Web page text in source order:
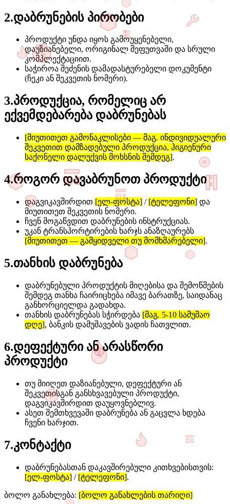
2.დაბრუნების პირობები
პროდუქტი უნდა იყოს გამოუყენებელი,
დაუზიანებელი, ორიგინალ შეფუთვაში და სრული
კომპლექტაციით.
საჭიროა შეძენის დამადასტურებელი დოკუმენტი
(ჩეკი ან შეკვეთის ნომერი).
3.პროდუქცია, რომელიც არ
ექვემდებარება დაბრუნებას
[მიუთითეთ გამონაკლისები — მაგ. ინდივიდუალური
შეკვეთით დამზადებული პროდუქცია, ჰიგიენური
საქონელი დალუქვის მოხსნის შემდეგ].
4.როგორ დავაბრუნოთ პროდუქტი
დაგვიკავშირდით [ელ-ფოსტა] / [ტელეფონი] და
მიუთითეთ შეკვეთის ნომერი.
ჩვენ მოგაწვდით დაბრუნების ინსტრუქციას.
უკან ტრანსპორტირების ხარჯს ანაზღაურებს
[მიუთითეთ — გამყიდველი თუ მომხმარებელი].
5.თანხის დაბრუნება
დაბრუნებული პროდუქტის მიღებისა და შემოწმების
შემდეგ თანხა ჩაირიცხება იმავე ბარათზე, საიდანაც
განხორციელდა გადახდა.
თანხის დაბრუნებას სჭირდება [მაგ. 5-10 სამუშაო
დღე], ბანკის დამუშავების ვადის ჩათვლით.
6.დეფექტური ან არასწორი
პროდუქტი
თუ მიიღეთ დაზიანებული, დეფექტური ან
შეკვეთისგან განსხვავებული პროდუქტი,
დაგვიკავშირდით დაუყოვნებლივ.
ასეთ შემთხვევაში დაბრუნება ან გაცვლა ხდება
ჩვენი ხარჯით.
7.კონტაქტი
დაბრუნებასთან დაკავშირებული კითხვებისთვის:
[ელ-ფოსტა] / [ტელეფონი].
ბოლო განახლება: [ბოლო განახლების თარიღი]